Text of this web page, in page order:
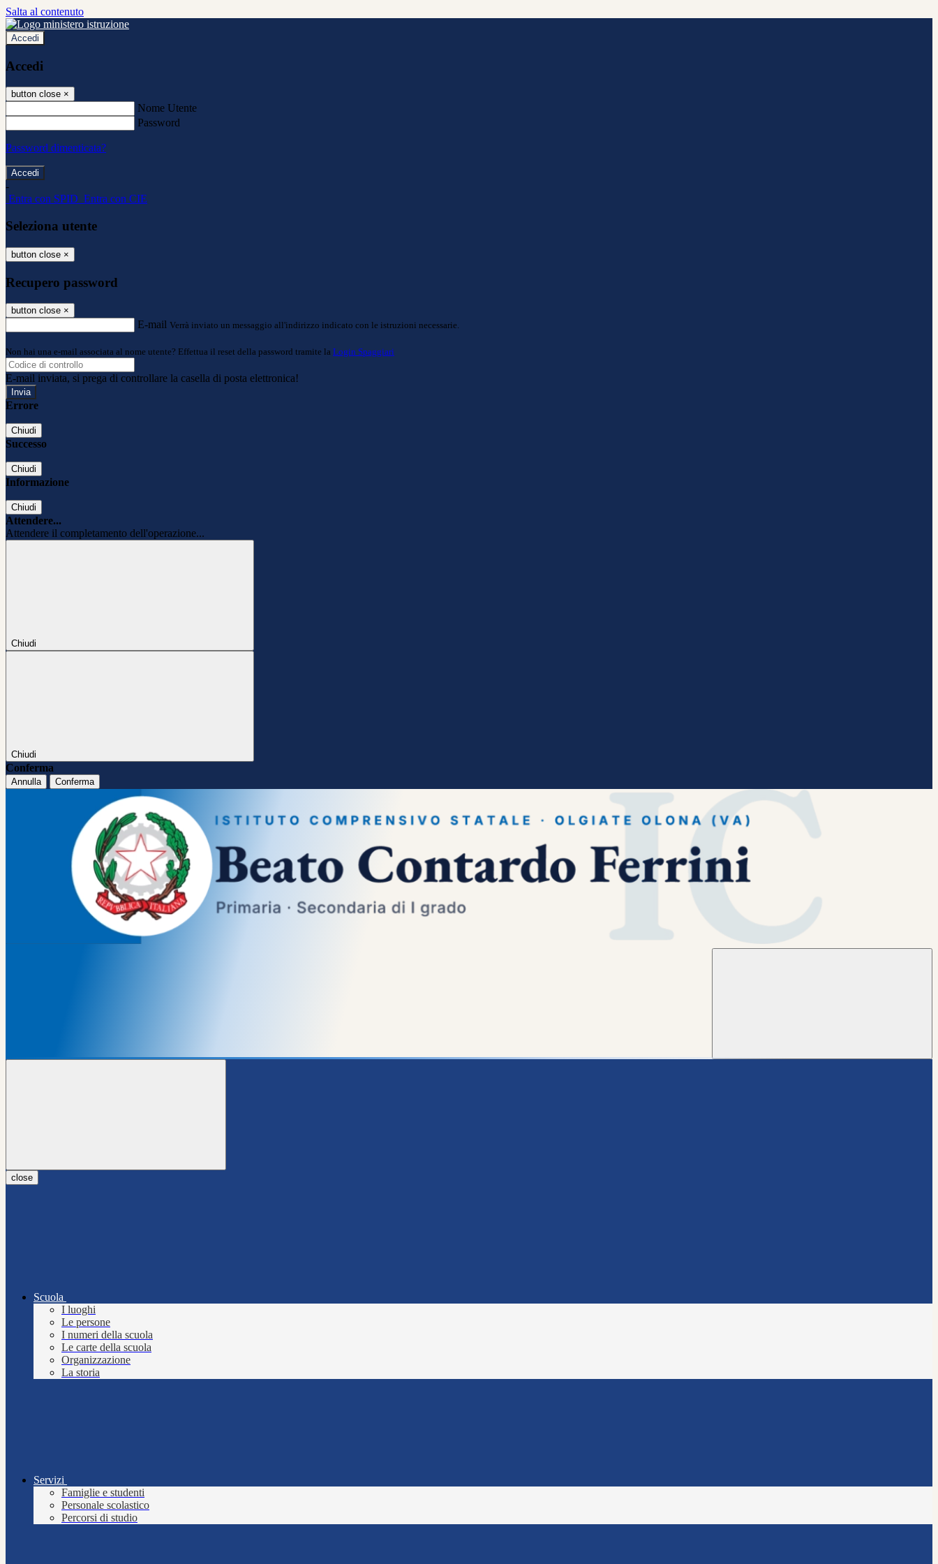
Salta al contenuto
Accedi
Accedi
button close ×
Nome Utente
Password
Password dimenticata?
-
Entra con SPID Entra con CIE
Seleziona utente
button close ×
Recupero password
button close ×
E-mail Verrà inviato un messaggio all'indirizzo indicato con le istruzioni necessarie.
Non hai una e-mail associata al nome utente? Effettua il reset della password tramite la Login Spaggiari
E-mail inviata, si prega di controllare la casella di posta elettronica!
Errore
Chiudi
Successo
Chiudi
Informazione
Chiudi
Attendere...
Attendere il completamento dell'operazione...
Chiudi
Chiudi
Conferma
Annulla Conferma
close
Scuola
I luoghi
Le persone
I numeri della scuola
Le carte della scuola
Organizzazione
La storia
Servizi
Famiglie e studenti
Personale scolastico
Percorsi di studio